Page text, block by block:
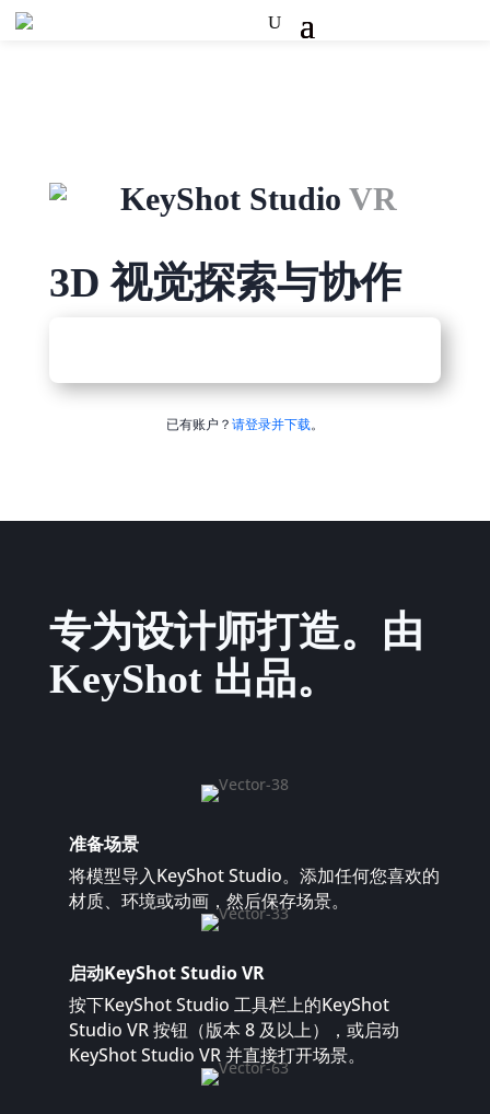
KeyShot Studio VR
3D 视觉探索与协作
已有账户？ 请登录并下载。
专为设计师打造。由
KeyShot 出品。
准备场景
将模型导入KeyShot Studio。添加任何您喜欢的
材质、环境或动画，然后保存场景。
启动KeyShot Studio VR
按下KeyShot Studio 工具栏上的KeyShot
Studio VR 按钮（版本 8 及以上），或启动
KeyShot Studio VR 并直接打开场景。